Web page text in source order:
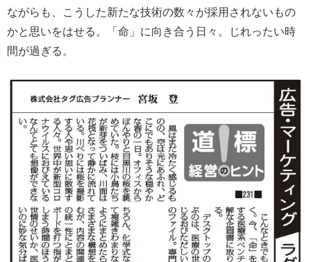
ながらも、こうした新たな技術の数々が採用されないもの
かと思いをはせる。「命」に向き合う日々。じれったい時
間が過ぎる。